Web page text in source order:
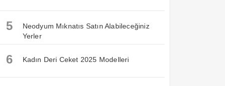
5
Neodyum Mıknatıs Satın Alabileceğiniz
Yerler
6 Kadın Deri Ceket 2025 Modelleri